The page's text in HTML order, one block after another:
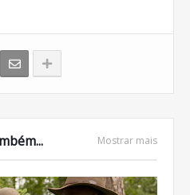
Mostrar mais